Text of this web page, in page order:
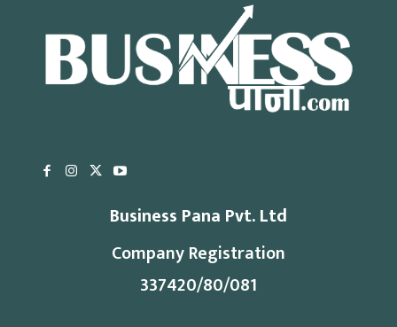
Business Pana Pvt. Ltd
Company Registration
337420/80/081